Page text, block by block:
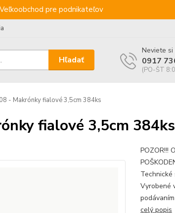
Veľkoobchod pre podnikateľov
Hľadať
Neviete si
0917
(PO-ŠT
- Makrónky fialové 3,5cm 384ks
fialové 3,5cm 384ks
POZOR!!!
Technické
Vyrobené
celý popis